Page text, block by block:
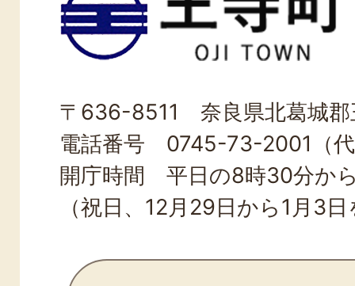
寺
町
TOWN
〒636-8511 奈良県北葛城郡
電話番号 0745-73-2001（
開庁時間 平日の8時30分か
（祝日、12月29日から1月3